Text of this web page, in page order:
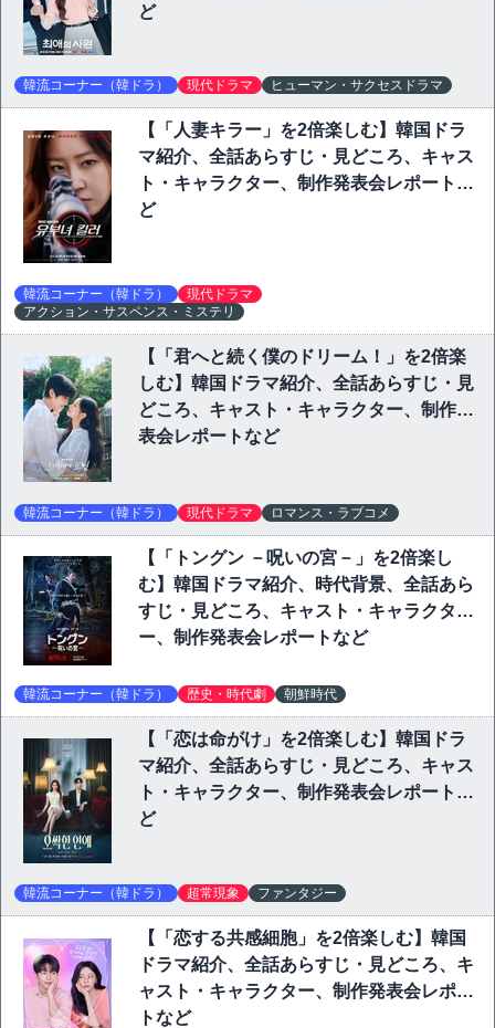
ど
韓流コーナー（韓ドラ） 現代ドラマ ヒューマン・サクセスドラマ
【「人妻キラー」を2倍楽しむ】韓国ドラ
マ紹介、全話あらすじ・見どころ、キャス
ト・キャラクター、制作発表会レポートな
ど
韓流コーナー（韓ドラ）
現代ドラマ
アクション・サスペンス・ミステリ
【「君へと続く僕のドリーム！」を2倍楽
しむ】韓国ドラマ紹介、全話あらすじ・見
どころ、キャスト・キャラクター、制作発
表会レポートなど
韓流コーナー（韓ドラ） 現代ドラマ ロマンス・ラブコメ
【「トングン －呪いの宮－」を2倍楽し
む】韓国ドラマ紹介、時代背景、全話あら
すじ・見どころ、キャスト・キャラクタ
ー、制作発表会レポートなど
韓流コーナー（韓ドラ） 歴史・時代劇 朝鮮時代
【「恋は命がけ」を2倍楽しむ】韓国ドラ
マ紹介、全話あらすじ・見どころ、キャス
ト・キャラクター、制作発表会レポートな
ど
韓流コーナー（韓ドラ） 超常現象 ファンタジー
【「恋する共感細胞」を2倍楽しむ】韓国
ドラマ紹介、全話あらすじ・見どころ、キ
ャスト・キャラクター、制作発表会レポー
トなど